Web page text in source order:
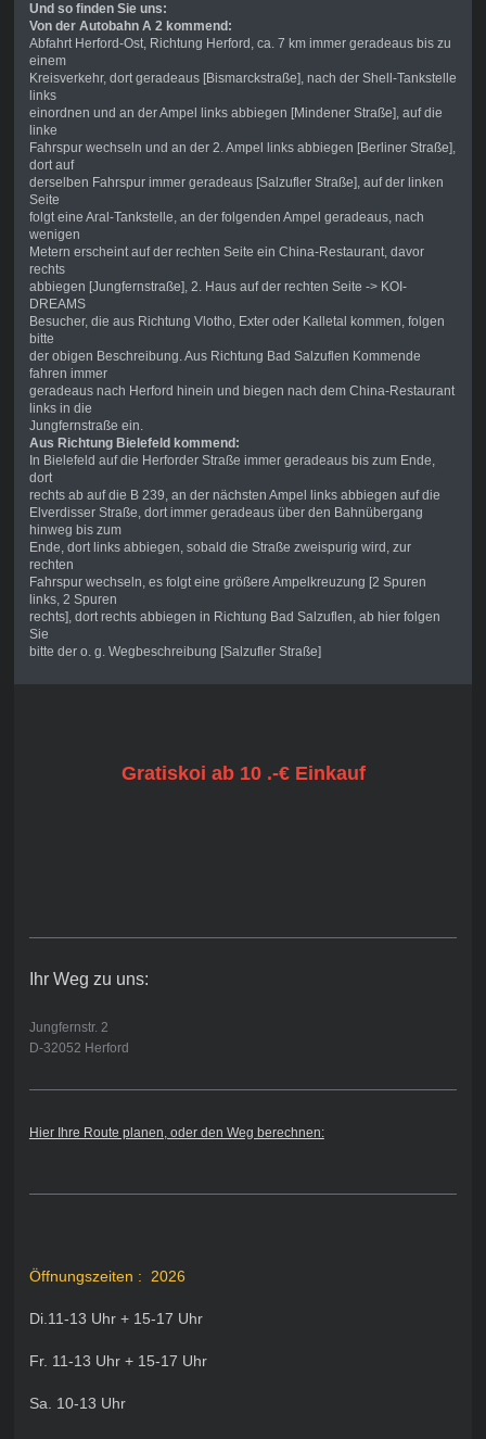
Und so finden Sie uns:
Von der Autobahn A 2 kommend:
Abfahrt Herford-Ost, Richtung Herford, ca. 7 km immer geradeaus bis zu
einem
Kreisverkehr, dort geradeaus [Bismarckstraße], nach der Shell-Tankstelle
links
einordnen und an der Ampel links abbiegen [Mindener Straße], auf die
linke
Fahrspur wechseln und an der 2. Ampel links abbiegen [Berliner Straße],
dort auf
derselben Fahrspur immer geradeaus [Salzufler Straße], auf der linken
Seite
folgt eine Aral-Tankstelle, an der folgenden Ampel geradeaus, nach
wenigen
Metern erscheint auf der rechten Seite ein China-Restaurant, davor
rechts
abbiegen [Jungfernstraße], 2. Haus auf der rechten Seite -> KOI-
DREAMS
Besucher, die aus Richtung Vlotho, Exter oder Kalletal kommen, folgen
bitte
der obigen Beschreibung. Aus Richtung Bad Salzuflen Kommende
fahren immer
geradeaus nach Herford hinein und biegen nach dem China-Restaurant
links in die
Jungfernstraße ein.
Aus Richtung Bielefeld kommend:
In Bielefeld auf die Herforder Straße immer geradeaus bis zum Ende,
dort
rechts ab auf die B 239, an der nächsten Ampel links abbiegen auf die
Elverdisser Straße, dort immer geradeaus über den Bahnübergang
hinweg bis zum
Ende, dort links abbiegen, sobald die Straße zweispurig wird, zur
rechten
Fahrspur wechseln, es folgt eine größere Ampelkreuzung [2 Spuren
links, 2 Spuren
rechts], dort rechts abbiegen in Richtung Bad Salzuflen, ab hier folgen
Sie
bitte der o. g. Wegbeschreibung [Salzufler Straße]
Gratiskoi ab 10 .-€ Einkauf
Ihr Weg zu uns:
Jungfernstr. 2
D-32052 Herford
Hier Ihre Route planen, oder den Weg berechnen:
Öffnungszeiten : 2026
Di.11-13 Uhr + 15-17 Uhr
Fr. 11-13 Uhr + 15-17 Uhr
Sa. 10-13 Uhr